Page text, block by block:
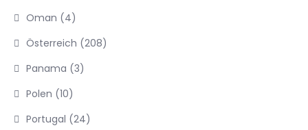
Oman (4)
Österreich (208)
Panama (3)
Polen (10)
Portugal (24)